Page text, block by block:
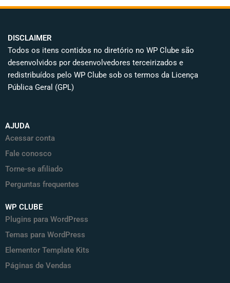
DISCLAIMER
Todos os itens contidos no diretório no WP Clube são
desenvolvidos por desenvolvedores terceirizados e
redistribuídos pelo WP Clube sob os termos da Licença
Pública Geral (GPL)
AJUDA
Acessar conta
Fale conosco
Torne-se afiliado
Perguntas frequentes
WP CLUBE
Plugins para WordPress
Temas para WordPress
Elementor Template Kits
Páginas de Vendas